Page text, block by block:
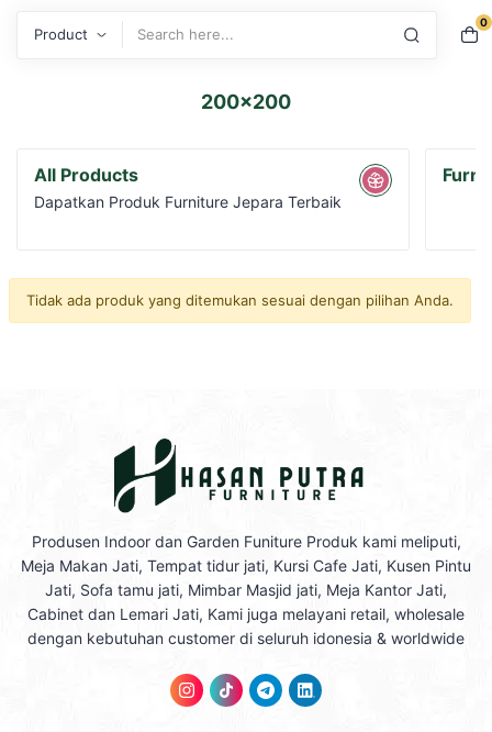
0
200x200
All Products
Dapatkan Produk Furniture Jepara Terbaik
Tidak ada produk yang ditemukan sesuai dengan pilihan Anda.
Produsen Indoor dan Garden Funiture Produk kami meliputi,
Meja Makan Jati, Tempat tidur jati, Kursi Cafe Jati, Kusen Pintu
Jati, Sofa tamu jati, Mimbar Masjid jati, Meja Kantor Jati,
Cabinet dan Lemari Jati, Kami juga melayani retail, wholesale
dengan kebutuhan customer di seluruh idonesia & worldwide